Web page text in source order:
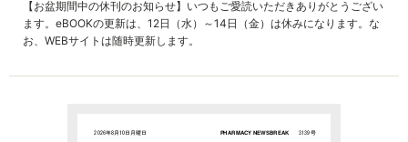
【お盆期間中の休刊のお知らせ】いつもご愛読いただきありがとうござい
ます。eBOOKの更新は、12日（水）～14日（金）は休みになります。な
お、WEBサイトは随時更新します。